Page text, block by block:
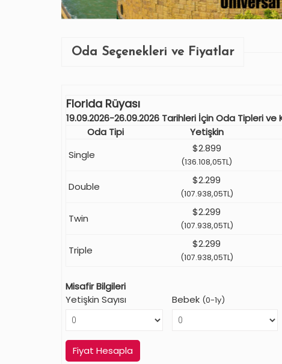
Oda Seçenekleri ve Fiyatlar
Florida Rüyası
19.09.2026-26.09.2026 Tarihleri İçin Oda Tipleri ve
Oda Tipi
Yetişkin
Single
$2.899
(136.108,05TL)
Double
$2.299
(107.938,05TL)
Twin
$2.299
(107.938,05TL)
Triple
$2.299
(107.938,05TL)
Misafir Bilgileri
Yetişkin Sayısı
Bebek (0-1y)
Fiyat Hesapla